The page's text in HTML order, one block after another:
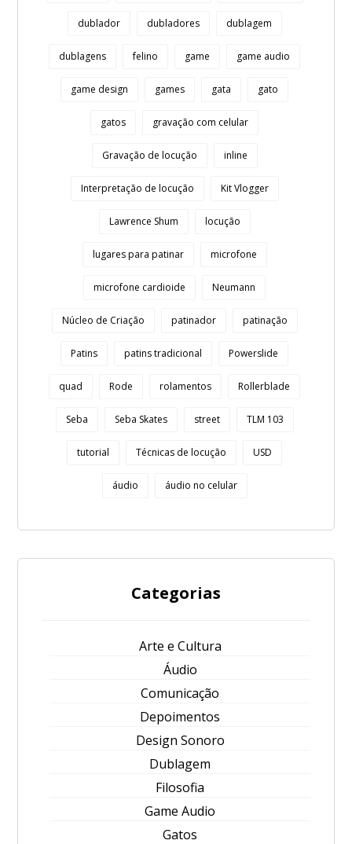
dublador dubladores dublagem
dublagens felino game game audio
game design games gata gato
gatos gravação com celular
Gravação de locução inline
Interpretação de locução Kit Vlogger
Lawrence Shum locução
lugares para patinar microfone
microfone cardioide Neumann
Núcleo de Criação patinador patinação
Patins patins tradicional Powerslide
quad Rode rolamentos Rollerblade
Seba Seba Skates street TLM 103
tutorial Técnicas de locução USD
áudio áudio no celular
Categorias
Arte e Cultura
Áudio
Comunicação
Depoimentos
Design Sonoro
Dublagem
Filosofia
Game Audio
Gatos